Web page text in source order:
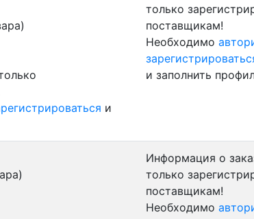
и
только
поставщикам!
Необходимо
и заполнить
Информация о
только
поставщикам!
Необходимо